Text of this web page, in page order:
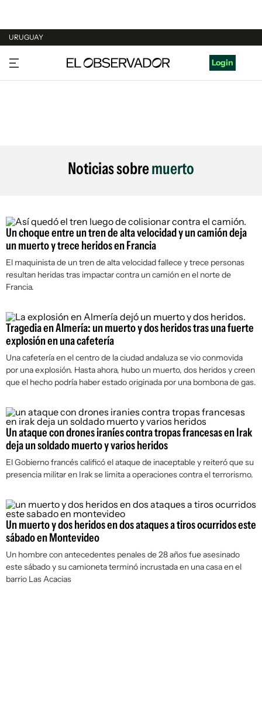
URUGUAY
URUGUAY
ARGENTINA
Login
Noticias sobremuerto
Un choque entre un tren de alta velocidad y un camión deja
un muerto y trece heridos en Francia
El maquinista de un tren de alta velocidad fallece y trece personas
resultan heridas tras impactar contra un camión en el norte de
Francia.
Tragedia en Almería: un muerto y dos heridos tras una fuerte
explosión en una cafetería
Una cafetería en el centro de la ciudad andaluza se vio conmovida
por una explosión. Hasta ahora, hubo un muerto, dos heridos y creen
que el hecho podría haber estado originada por una bombona de gas.
Un ataque con drones iraníes contra tropas francesas en Irak
deja un soldado muerto y varios heridos
El Gobierno francés calificó el ataque de inaceptable y reiteró que su
presencia militar en Irak se limita a operaciones contra el terrorismo.
Un muerto y dos heridos en dos ataques a tiros ocurridos este
sábado en Montevideo
Un hombre con antecedentes penales de 28 años fue asesinado
este sábado y su camioneta terminó incrustada en una casa en el
barrio Las Acacias